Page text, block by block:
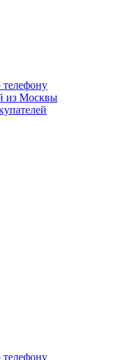
телефону
из Москвы
телефону